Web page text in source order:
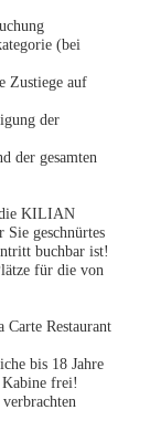
(bei
Zustiege auf
der
der gesamten
die KILIAN
geschnürtes
buchbar ist!
für die von
Carte Restaurant
bis 18 Jahre
frei!